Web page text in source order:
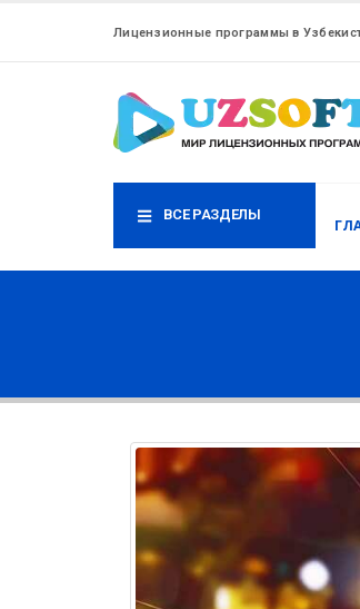
Лицензионные программы в
ВСЕ РАЗДЕЛЫ